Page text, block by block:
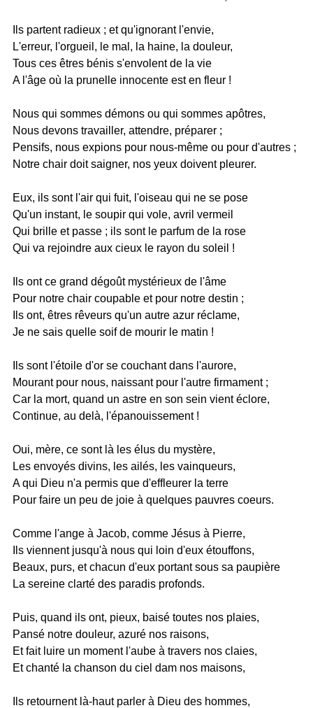
Ils partent radieux ; et qu'ignorant l'envie,
L'erreur, l'orgueil, le mal, la haine, la douleur,
Tous ces êtres bénis s'envolent de la vie
A l'âge où la prunelle innocente est en fleur !
Nous qui sommes démons ou qui sommes apôtres,
Nous devons travailler, attendre, préparer ;
Pensifs, nous expions pour nous-même ou pour d'autres ;
Notre chair doit saigner, nos yeux doivent pleurer.
Eux, ils sont l'air qui fuit, l'oiseau qui ne se pose
Qu'un instant, le soupir qui vole, avril vermeil
Qui brille et passe ; ils sont le parfum de la rose
Qui va rejoindre aux cieux le rayon du soleil !
Ils ont ce grand dégoût mystérieux de l'âme
Pour notre chair coupable et pour notre destin ;
Ils ont, êtres rêveurs qu'un autre azur réclame,
Je ne sais quelle soif de mourir le matin !
Ils sont l'étoile d'or se couchant dans l'aurore,
Mourant pour nous, naissant pour l'autre firmament ;
Car la mort, quand un astre en son sein vient éclore,
Continue, au delà, l'épanouissement !
Oui, mère, ce sont là les élus du mystère,
Les envoyés divins, les ailés, les vainqueurs,
A qui Dieu n'a permis que d'effleurer la terre
Pour faire un peu de joie à quelques pauvres coeurs.
Comme l'ange à Jacob, comme Jésus à Pierre,
Ils viennent jusqu'à nous qui loin d'eux étouffons,
Beaux, purs, et chacun d'eux portant sous sa paupière
La sereine clarté des paradis profonds.
Puis, quand ils ont, pieux, baisé toutes nos plaies,
Pansé notre douleur, azuré nos raisons,
Et fait luire un moment l'aube à travers nos claies,
Et chanté la chanson du ciel dam nos maisons,
Ils retournent là-haut parler à Dieu des hommes,